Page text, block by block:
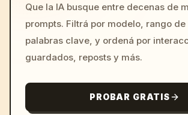
Que la IA busque entre decenas de
prompts. Filtrá por modelo, rango
palabras clave, y ordená por
guardados, reposts y más.
PROBAR GRATIS